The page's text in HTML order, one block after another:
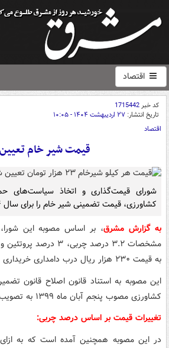
اقتصاد
کد خبر1715442
تاریخ انتشار: ۲۷ اردیبهشت ۱۴۰۴ - ۱۰:۰۵
اقتصاد
قیمت شیر خام
شورای قیمت‌گذاری و اتخاذ سیاست‌های
کشاورزی، قیمت تضمینی شیر خام را برای سال ۱۴۰۴ تعیین کرد.
به گزارش مشرق، بر اساس مصوبه این
به قیمت ۲۳۰ هزار ریال درب دامداری خریداری خواهد شد.
این مصوبه به استناد قانون اصلاح قانون
کشاورزی مصوب پنجم آبان ماه ۱۳۹۹ به تصویب رسیده است.
تغییرات قیمت بر اساس درصد چربی: